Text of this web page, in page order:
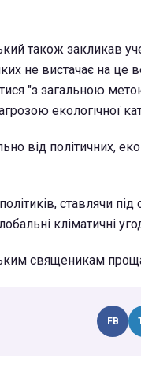
також закликав
не вистачає на це
"з загальною
екологічної
від політичних,
ставлячи
кліматичні
священикам
FB